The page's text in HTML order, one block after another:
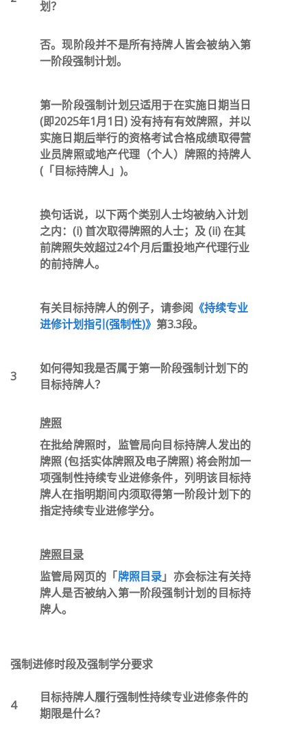
划？
否。现阶段并不是所有持牌人皆会被纳入第
一阶段强制计划。
第一阶段强制计划只适用于在实施日期当日
(即2025年1月1日) 没有持有有效牌照，并以
实施日期后举行的资格考试合格成绩取得营
业员牌照或地产代理（个人）牌照的持牌人
(「目标持牌人」)。
换句话说，以下两个类别人士均被纳入计划
之内：(i) 首次取得牌照的人士；及 (ii) 在其
前牌照失效超过24个月后重投地产代理行业
的前持牌人。
有关目标持牌人的例子，请参阅 《持续专业
进修计划指引(强制性)》 第3.3段。
3
如何得知我是否属于第一阶段强制计划下的
目标持牌人？
牌照
在批给牌照时，监管局向目标持牌人发出的
牌照 (包括实体牌照及电子牌照) 将会附加一
项强制性持续专业进修条件，列明该目标持
牌人在指明期间内须取得第一阶段计划下的
指定持续专业进修学分。
牌照目录
监管局网页的「牌照目录」亦会标注有关持
牌人是否被纳入第一阶段强制计划的目标持
牌人。
强制进修时段及强制学分要求
4
目标持牌人履行强制性持续专业进修条件的
期限是什么？